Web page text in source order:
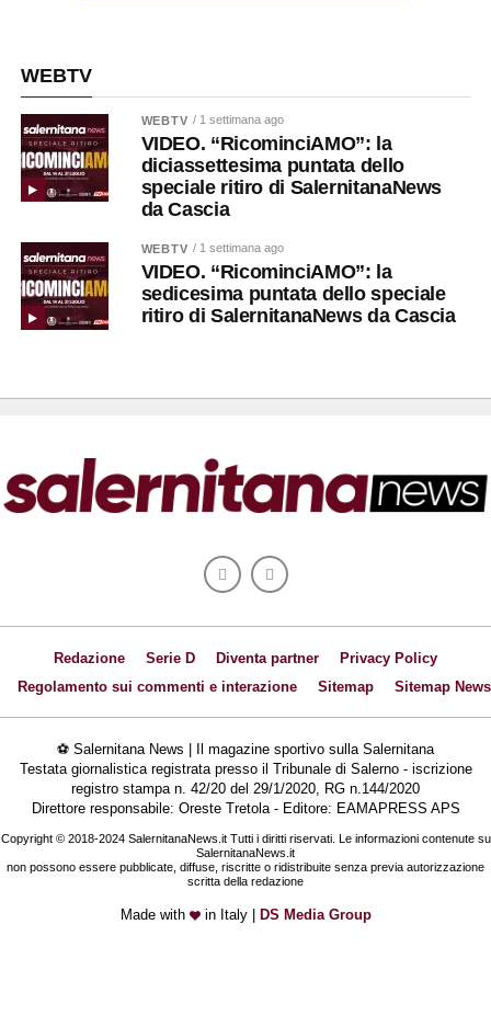
WEBTV
WEBTV / 1 settimana ago
VIDEO. “RicominciAMO”: la
diciassettesima puntata dello
speciale ritiro di SalernitanaNews
da Cascia
WEBTV / 1 settimana ago
VIDEO. “RicominciAMO”: la
sedicesima puntata dello speciale
ritiro di SalernitanaNews da Cascia
Redazione Serie D Diventa partner
Privacy Policy
Regolamento sui commenti e interazione
Sitemap Sitemap News
⚽ Salernitana News | Il magazine sportivo sulla Salernitana
Testata giornalistica registrata presso il Tribunale di Salerno - iscrizione
registro stampa n. 42/20 del 29/1/2020, RG n.144/2020
Direttore responsabile: Oreste Tretola - Editore: EAMAPRESS APS
Copyright © 2018-2024 SalernitanaNews.it Tutti i diritti riservati. Le informazioni contenute su
SalernitanaNews.it
non possono essere pubblicate, diffuse, riscritte o ridistribuite senza previa autorizzazione
scritta della redazione
Made with in Italy | DS Media Group